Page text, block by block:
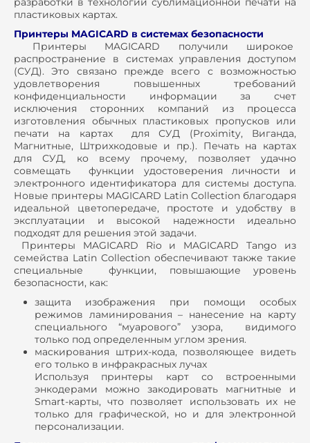
пластиковых картах.
Принтеры MAGICARD в системах безопасности
Принтеры MAGICARD получили широкое
распространение в системах управления доступом
(СУД). Это связано прежде всего с возможностью
удовлетворения повышенных требований
конфиденциальности информации за счет
исключения сторонних компаний из процесса
изготовления обычных пластиковых пропусков или
печати на картах для СУД (Proximity, Виганда,
Магнитные, Штрихкодовые и пр.). Печать на картах
для СУД, ко всему прочему, позволяет удачно
совмещать функции удостоверения личности и
электронного идентификатора для системы доступа.
Новые принтеры MAGICARD Latin Collection благодаря
идеальной цветопередаче, простоте и удобству в
эксплуатации и высокой надежности идеально
подходят для решения этой задачи.
Принтеры MAGICARD Rio и MAGICARD Tango из
семейства Latin Collection обеспечивают также такие
специальные функции, повышающие уровень
безопасности, как:
защита изображения при помощи особых
режимов ламинирования – нанесение на карту
специального “муарового” узора, видимого
только под определенным углом зрения.
маскирования штрих-кода, позволяющее видеть
его только в инфракрасных лучах
Используя принтеры карт со встроенными
энкодерами можно закодировать магнитные и
Smart-карты, что позволяет использовать их не
только для графической, но и для электронной
персонализации.